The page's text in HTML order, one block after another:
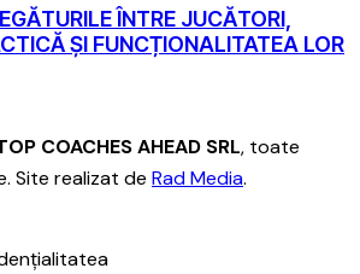
ÎNTRE JUCĂTORI,
ȘI FUNCȚIONALITATEA LOR
COACHES AHEAD SRL, toate
Site realizat de Rad Media.